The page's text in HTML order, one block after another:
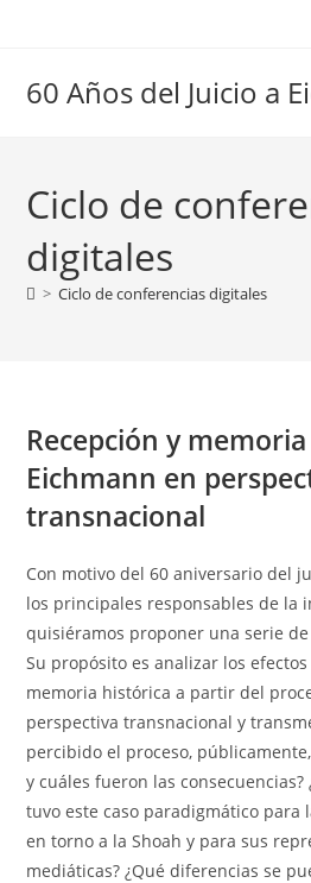
60 Años del Juicio a
Ciclo de
digitales
> Ciclo de conferencias digitales
Recepción y
Eichmann en
transnacional
Con motivo del 60 aniversario del
los principales responsables de la
quisiéramos proponer una serie
Su propósito es analizar los
memoria histórica a partir del
perspectiva transnacional y
percibido el proceso,
y cuáles fueron las
tuvo este caso paradigmático para
en torno a la Shoah y para sus
mediáticas? ¿Qué diferencias se